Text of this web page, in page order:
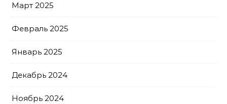
Март 2025
Февраль 2025
Январь 2025
Декабрь 2024
Ноябрь 2024